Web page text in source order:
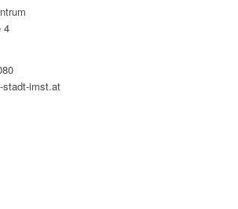
4
stadt-imst.at